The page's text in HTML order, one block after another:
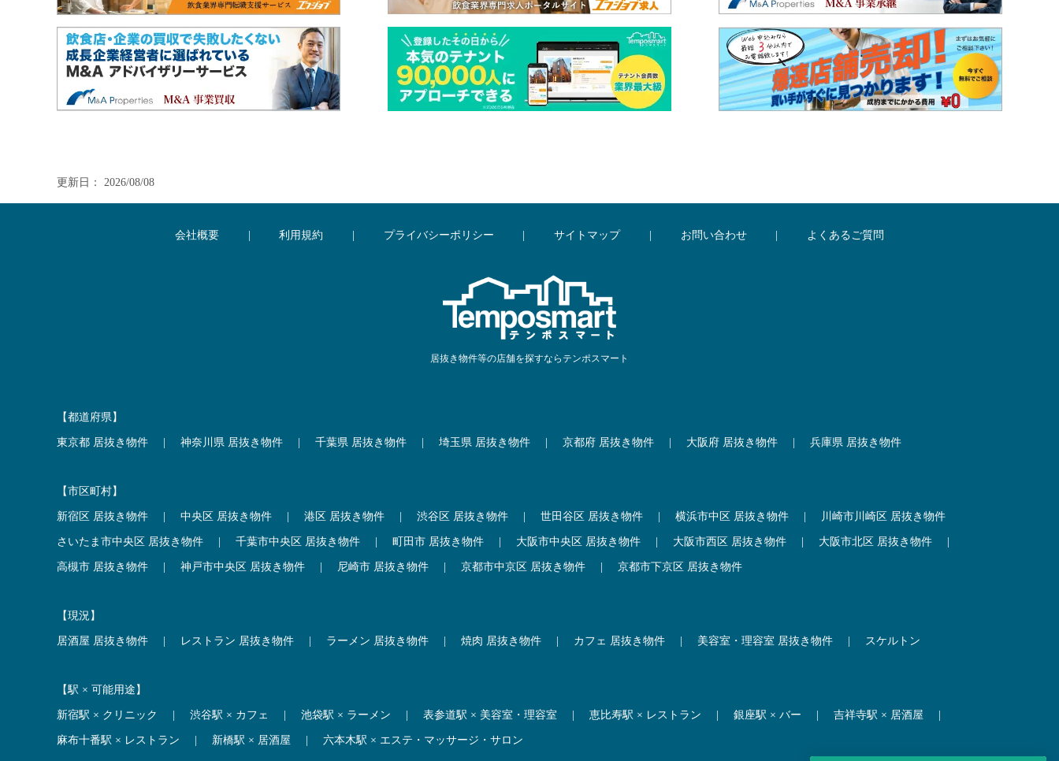
更新日： 2026/08/08
会社概要 利用規約 プライバシーポリシー サイトマップ お問い合わせ よくあるご質問
居抜き物件等の店舗を探すならテンポスマート
【都道府県】
東京都 居抜き物件 神奈川県 居抜き物件 千葉県 居抜き物件 埼玉県 居抜き物件 京都府 居抜き物件 大阪府 居抜き物件 兵庫県 居抜き物件
【市区町村】
新宿区 居抜き物件 中央区 居抜き物件 港区 居抜き物件 渋谷区 居抜き物件 世田谷区 居抜き物件 横浜市中区 居抜き物件 川崎市川崎区 居抜き物件
さいたま市中央区 居抜き物件 千葉市中央区 居抜き物件 町田市 居抜き物件 大阪市中央区 居抜き物件 大阪市西区 居抜き物件 大阪市北区 居抜き物件
高槻市 居抜き物件 神戸市中央区 居抜き物件 尼崎市 居抜き物件 京都市中京区 居抜き物件 京都市下京区 居抜き物件
【現況】
居酒屋 居抜き物件 レストラン 居抜き物件 ラーメン 居抜き物件 焼肉 居抜き物件 カフェ 居抜き物件 美容室・理容室 居抜き物件 スケルトン
【駅 × 可能用途】
新宿駅 × クリニック 渋谷駅 × カフェ 池袋駅 × ラーメン 表参道駅 × 美容室・理容室 恵比寿駅 × レストラン 銀座駅 × バー 吉祥寺駅 × 居酒屋
麻布十番駅 × レストラン 新橋駅 × 居酒屋 六本木駅 × エステ・マッサージ・サロン